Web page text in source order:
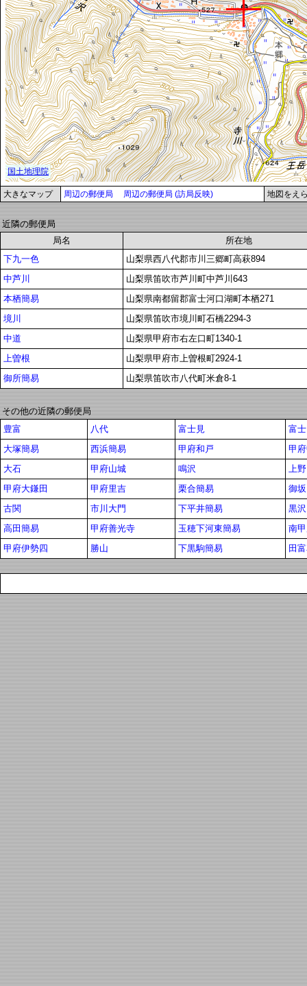
大きなマップ 周辺の郵便局 周辺の郵便局 (訪局反映) 地図をえ
近隣の郵便局
局名
所在地
下九一色
山梨県西八代郡市川三郷町高萩894
中芦川
山梨県笛吹市芦川町中芦川643
本栖簡易
山梨県南都留郡富士河口湖町本栖271
境川
山梨県笛吹市境川町石橋2294-3
中道
山梨県甲府市右左口町1340-1
上曽根
山梨県甲府市上曽根町2924-1
御所簡易
山梨県笛吹市八代町米倉8-1
その他の近隣の郵便局
豊富
八代 富士見
富
大塚簡易
西浜簡易 甲府和戸
甲
大石
甲府山城 鳴沢
上野
甲府大鎌田
甲府里吉 栗合簡易
御坂
古関
市川大門 下平井簡易
黒沢
高田簡易
甲府善光寺 玉穂下河東簡易
南
甲府伊勢四
勝山 下黒駒簡易 田